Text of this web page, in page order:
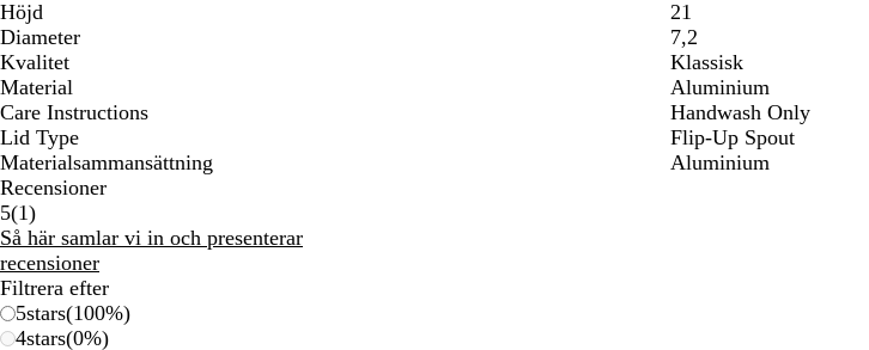
Höjd
21
Diameter
7,2
Kvalitet
Klassisk
Material
Aluminium
Care Instructions
Handwash Only
Lid Type
Flip-Up Spout
Materialsammansättning
Aluminium
Recensioner
5(11
recensioner
)
Så här samlar vi in och presenterar
recensioner
Filtrera efter
5stars(100%)
4stars(0%)